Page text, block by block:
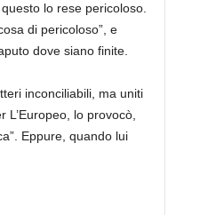
lo rese pericoloso.
di pericoloso”, e
dove siano finite.
inconciliabili, ma uniti
lo provocò,
Eppure, quando lui